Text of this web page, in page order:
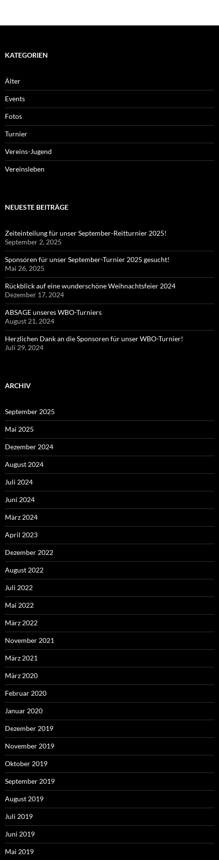
KATEGORIEN
Älter
Events
Fotos
Turnier
Vereins-Jugend
Vereinsleben
NEUESTE BEITRÄGE
Zeiteinteilung für unser September-Reitturnier 2025!
September 2, 2025
Sponsoren für unser September-Turnier 2025 gesucht!
Mai 26, 2025
Rückblick auf eine wunderschöne Weihnachtsfeier 2024
Dezember 17, 2024
ABSAGE unseres WBO-Turniers
August 21, 2024
Herzlichen Dank an die Sponsoren für unser WBO-Turnier!
Juli 29, 2024
ARCHIV
September 2025
Mai 2025
Dezember 2024
August 2024
Juli 2024
Juni 2024
März 2024
April 2023
Dezember 2022
August 2022
Juli 2022
Mai 2022
März 2022
November 2021
März 2021
März 2020
Februar 2020
Januar 2020
Dezember 2019
November 2019
Oktober 2019
September 2019
August 2019
Juli 2019
Juni 2019
Mai 2019